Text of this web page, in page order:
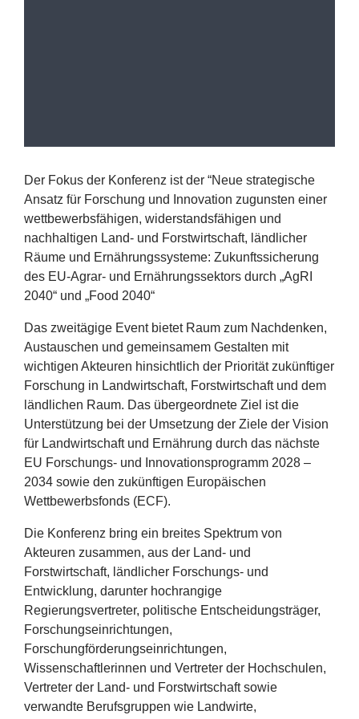
Der Fokus der Konferenz ist der “Neue strategische
Ansatz für Forschung und Innovation zugunsten einer
wettbewerbsfähigen, widerstandsfähigen und
nachhaltigen Land- und Forstwirtschaft, ländlicher
Räume und Ernährungssysteme: Zukunftssicherung
des EU-Agrar- und Ernährungssektors durch „AgRI
2040“ und „Food 2040“
Das zweitägige Event bietet Raum zum Nachdenken,
Austauschen und gemeinsamem Gestalten mit
wichtigen Akteuren hinsichtlich der Priorität zukünftiger
Forschung in Landwirtschaft, Forstwirtschaft und dem
ländlichen Raum. Das übergeordnete Ziel ist die
Unterstützung bei der Umsetzung der Ziele der Vision
für Landwirtschaft und Ernährung durch das nächste
EU Forschungs- und Innovationsprogramm 2028 –
2034 sowie den zukünftigen Europäischen
Wettbewerbsfonds (ECF).
Die Konferenz bring ein breites Spektrum von
Akteuren zusammen, aus der Land- und
Forstwirtschaft, ländlicher Forschungs- und
Entwicklung, darunter hochrangige
Regierungsvertreter, politische Entscheidungsträger,
Forschungseinrichtungen,
Forschungförderungseinrichtungen,
Wissenschaftlerinnen und Vertreter der Hochschulen,
Vertreter der Land- und Forstwirtschaft sowie
verwandte Berufsgruppen wie Landwirte,